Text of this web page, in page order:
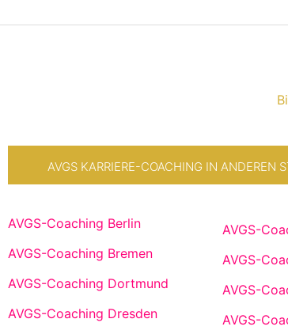
AVGS KARRIERE-COACHING IN ANDEREN
AVGS-Coaching Berlin
AVGS-Coaching Bremen
AVGS-Coaching Dortmund
AVGS-Coaching Dresden
AVGS-
AVGS-
AVGS-
AVGS-